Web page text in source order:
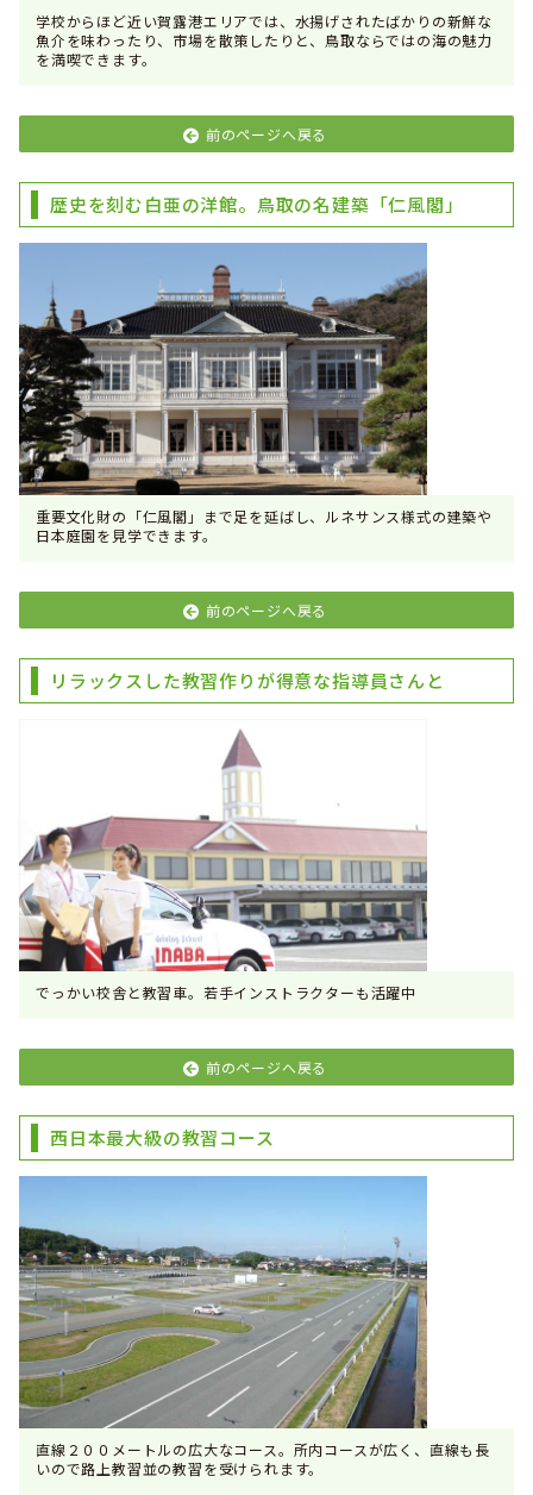
学校からほど近い賀露港エリアでは、水揚げされたばかりの新鮮な
魚介を味わったり、市場を散策したりと、鳥取ならではの海の魅力
を満喫できます。
前のページへ戻る
歴史を刻む白亜の洋館。鳥取の名建築「仁風閣」
重要文化財の「仁風閣」まで足を延ばし、ルネサンス様式の建築や
日本庭園を見学できます。
前のページへ戻る
リラックスした教習作りが得意な指導員さんと
でっかい校舎と教習車。若手インストラクターも活躍中
前のページへ戻る
西日本最大級の教習コース
直線２００メートルの広大なコース。所内コースが広く、直線も長
いので路上教習並の教習を受けられます。